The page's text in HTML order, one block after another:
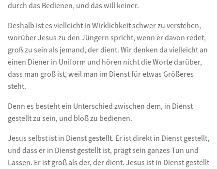
durch das Bedienen, und das will keiner.
Deshalb ist es vielleicht in Wirklichkeit schwer zu verstehen,
worüber Jesus zu den Jüngern spricht, wenn er davon redet,
groß zu sein als jemand, der dient. Wir denken da vielleicht an
einen Diener in Uniform und hören nicht die Worte darüber,
dass man groß ist, weil man im Dienst für etwas Größeres
steht.
Denn es besteht ein Unterschied zwischen dem, in Dienst
gestellt zu sein, und bloß zu bedienen.
Jesus selbst ist in Dienst gestellt. Er ist direkt in Dienst gestellt,
und dass er in Dienst gestellt ist, prägt sein ganzes Tun und
Lassen. Er ist groß als der, der dient. Jesus ist in Dienst gestellt